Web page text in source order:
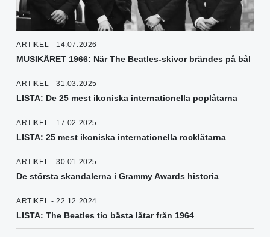
ARTIKEL - 14.07.2026
MUSIKÅRET 1966: När The Beatles-skivor brändes på bål
ARTIKEL - 31.03.2025
LISTA: De 25 mest ikoniska internationella poplåtarna
ARTIKEL - 17.02.2025
LISTA: 25 mest ikoniska internationella rocklåtarna
ARTIKEL - 30.01.2025
De största skandalerna i Grammy Awards historia
ARTIKEL - 22.12.2024
LISTA: The Beatles tio bästa låtar från 1964